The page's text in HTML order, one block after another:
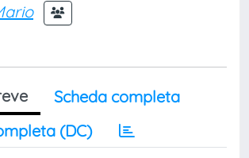
Scheda completa
(DC)